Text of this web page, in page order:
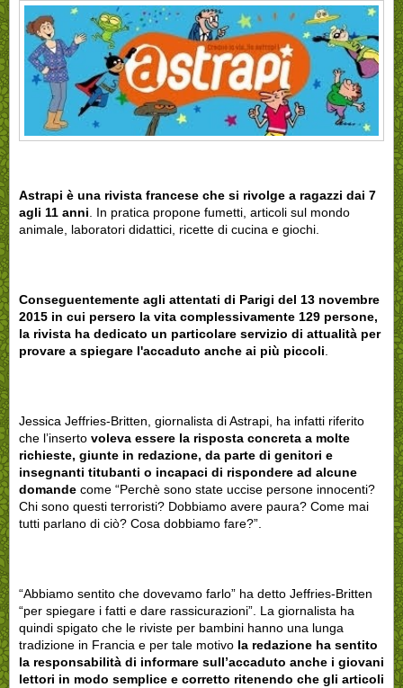
Astrapi è una rivista francese che si rivolge a ragazzi dai 7
agli 11 anni . In pratica propone fumetti, articoli sul mondo
animale, laboratori didattici, ricette di cucina e giochi.
Conseguentemente agli attentati di Parigi del 13 novembre
2015 in cui persero la vita complessivamente 129 persone,
la rivista ha dedicato un particolare servizio di attualità per
provare a spiegare l'accaduto anche ai più piccoli
Jessica Jeffries-Britten, giornalista di Astrapi, ha infatti riferito
che l’inserto voleva essere la risposta concreta a molte
richieste, giunte in redazione, da parte di genitori e
insegnanti titubanti o incapaci di rispondere ad alcune
domande come “Perchè sono state uccise persone innocenti?
Chi sono questi terroristi? Dobbiamo avere paura? Come mai
tutti parlano di ciò? Cosa dobbiamo fare?”.
“Abbiamo sentito che dovevamo farlo” ha detto Jeffries-Britten
“per spiegare i fatti e dare rassicurazioni”. La giornalista ha
quindi spigato che le riviste per bambini hanno una lunga
tradizione in Francia e per tale motivo la redazione ha sentito
la responsabilità di informare sull’accaduto anche i giovani
lettori in modo semplice e corretto ritenendo che gli articoli